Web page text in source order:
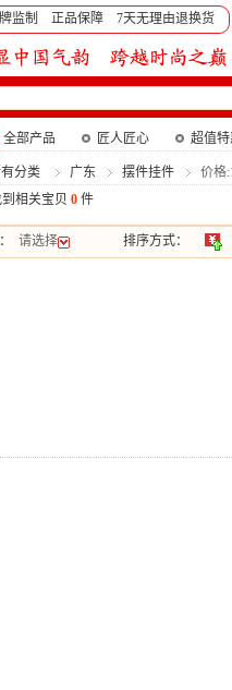
监制 正品保障 7天无理由退换货
全部产品 匠人匠心 超值
分类 广东 摆件挂件
价格
相关宝贝 0 件
请选择 排序方式：